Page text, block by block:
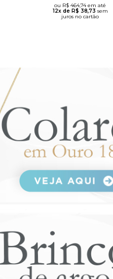
ou R$ 464,74 em até
12x de R$ 38,73 sem
juros no cartão